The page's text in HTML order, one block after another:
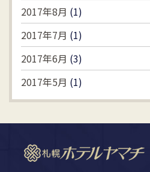
2017年8月 (1)
2017年7月 (1)
2017年6月 (3)
2017年5月 (1)